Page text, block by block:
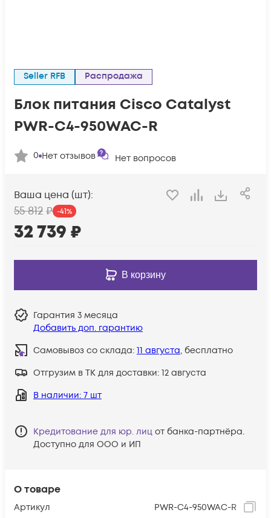
О товаре
Артикул
PWR-C4-950WAC-R
Seller RFB Распродажа
Блок питания Cisco Catalyst
PWR-C4-950WAC-R
0 Нет отзывов Нет вопросов
Ваша цена (шт):
55 812 ₽ -41%
32 739 ₽
В корзину
Гарантия 3 месяца
Добавить доп. гарантию
Самовывоз со склада: 11 августа, бесплатно
Отгрузим в ТК для доставки: 12 августа
В наличии: 7 шт
Кредитование для юр. лиц от банка-партнёра.
Доступно для ООО и ИП